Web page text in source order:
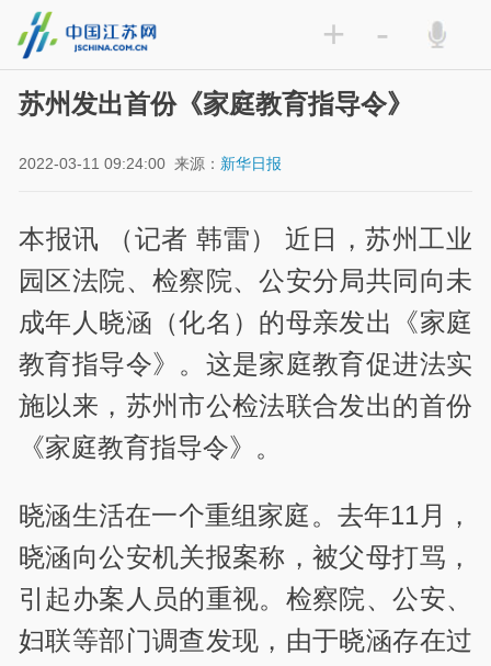
+ -
苏州发出首份《家庭教育指导令》
2022-03-11 09:24:00 来源： 新华日报
本报讯 （记者 韩雷） 近日，苏州工业
园区法院、检察院、公安分局共同向未
成年人晓涵（化名）的母亲发出《家庭
教育指导令》。这是家庭教育促进法实
施以来，苏州市公检法联合发出的首份
《家庭教育指导令》。
晓涵生活在一个重组家庭。去年11月，
晓涵向公安机关报案称，被父母打骂，
引起办案人员的重视。检察院、公安、
妇联等部门调查发现，由于晓涵存在过